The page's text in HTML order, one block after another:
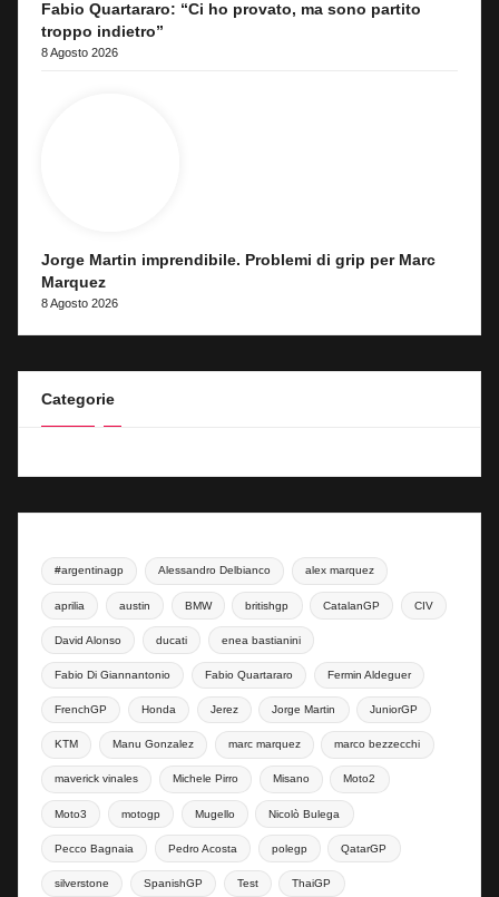
Fabio Quartararo: “Ci ho provato, ma sono partito
troppo indietro”
8 Agosto 2026
Jorge Martin imprendibile. Problemi di grip per Marc
Marquez
8 Agosto 2026
Categorie
#argentinagp Alessandro Delbianco alex marquez
aprilia austin BMW britishgp CatalanGP CIV
David Alonso ducati enea bastianini
Fabio Di Giannantonio Fabio Quartararo Fermin Aldeguer
FrenchGP Honda Jerez Jorge Martin JuniorGP
KTM Manu Gonzalez marc marquez marco bezzecchi
maverick vinales Michele Pirro Misano Moto2
Moto3 motogp Mugello Nicolò Bulega
Pecco Bagnaia Pedro Acosta polegp QatarGP
silverstone SpanishGP Test ThaiGP